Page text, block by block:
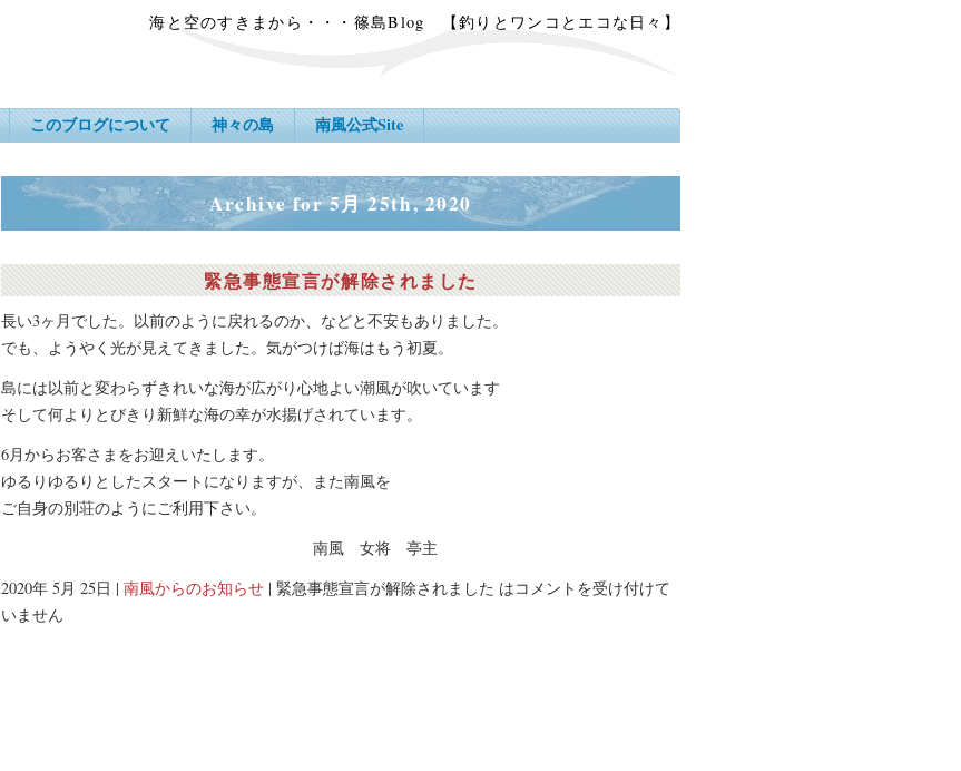
海と空のすきまから・・・篠島Blog 【釣りとワンコとエコな日々】
このブログについて 神々の島 南風公式Site
Archive for 5月 25th, 2020
緊急事態宣言が解除されました
長い3ヶ月でした。以前のように戻れるのか、などと不安もありました。
でも、ようやく光が見えてきました。気がつけば海はもう初夏。
島には以前と変わらずきれいな海が広がり心地よい潮風が吹いています
そして何よりとびきり新鮮な海の幸が水揚げされています。
6月からお客さまをお迎えいたします。
ゆるりゆるりとしたスタートになりますが、また南風を
ご自身の別荘のようにご利用下さい。
南風 女将 亭主
2020年 5月 25日 | 南風からのお知らせ | 緊急事態宣言が解除されました はコメントを受け付けて
いません